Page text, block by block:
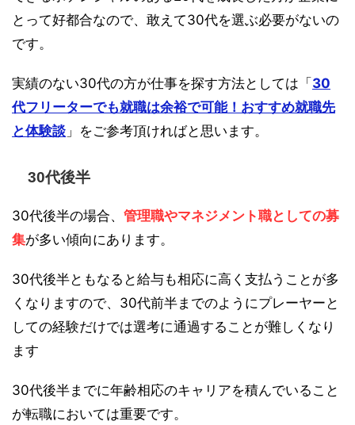
とって好都合なので、敢えて30代を選ぶ必要がないの
です。
実績のない30代の方が仕事を探す方法としては「 30
代フリーターでも就職は余裕で可能！おすすめ就職先
と体験談 」をご参考頂ければと思います。
30代後半
30代後半の場合、 管理職やマネジメント職としての募
集が多い傾向にあります。
30代後半ともなると給与も相応に高く支払うことが多
くなりますので、30代前半までのようにプレーヤーと
しての経験だけでは選考に通過することが難しくなり
ます
30代後半までに年齢相応のキャリアを積んでいること
が転職においては重要です。